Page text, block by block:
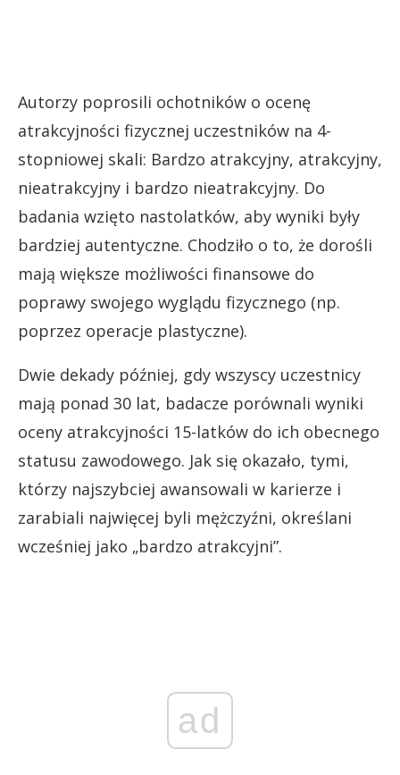
Autorzy poprosili ochotników o ocenę
atrakcyjności fizycznej uczestników na 4-
stopniowej skali: Bardzo atrakcyjny, atrakcyjny,
nieatrakcyjny i bardzo nieatrakcyjny. Do
badania wzięto nastolatków, aby wyniki były
bardziej autentyczne. Chodziło o to, że dorośli
mają większe możliwości finansowe do
poprawy swojego wyglądu fizycznego (np.
poprzez operacje plastyczne).
Dwie dekady później, gdy wszyscy uczestnicy
mają ponad 30 lat, badacze porównali wyniki
oceny atrakcyjności 15-latków do ich obecnego
statusu zawodowego. Jak się okazało, tymi,
którzy najszybciej awansowali w karierze i
zarabiali najwięcej byli mężczyźni, określani
wcześniej jako „bardzo atrakcyjni”.
ad